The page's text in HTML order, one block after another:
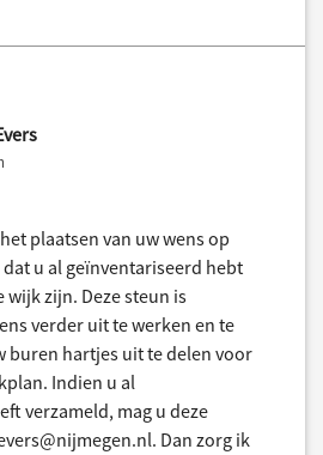
plaatsen van uw wens op
u al geïnventariseerd hebt
wijk zijn. Deze steun is
verder uit te werken en te
buren hartjes uit te delen voor
Indien u al
verzameld, mag u deze
Dan zorg ik